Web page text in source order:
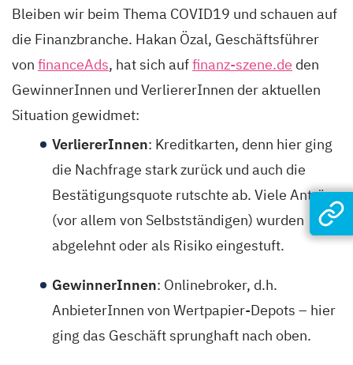
Bleiben wir beim Thema COVID19 und schauen auf
die Finanzbranche. Hakan Özal, Geschäftsführer
von financeAds, hat sich auffinanz-szene.de den
GewinnerInnen und VerliererInnen der aktuellen
Situation gewidmet:
VerliererInnen: Kreditkarten, denn hier ging
die Nachfrage stark zurück und auch die
Bestätigungsquote rutschte ab. Viele Anträge
(vor allem von Selbstständigen) wurden
abgelehnt oder als Risiko eingestuft.
GewinnerInnen: Onlinebroker, d.h.
AnbieterInnen von Wertpapier-Depots – hier
ging das Geschäft sprunghaft nach oben.